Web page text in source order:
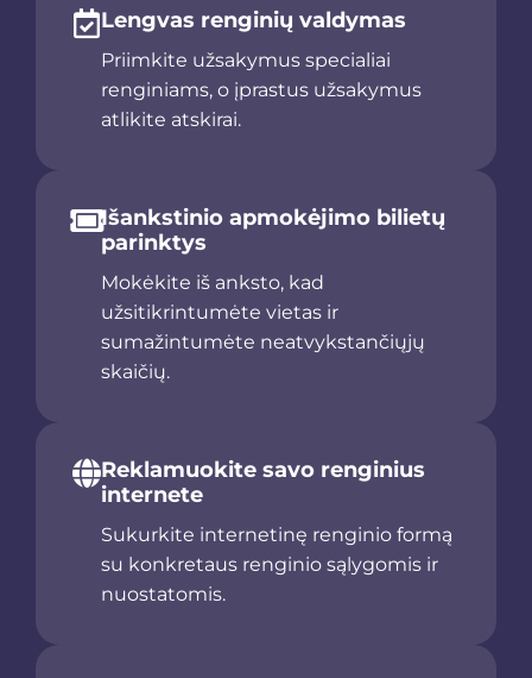
Lengvas renginių valdymas
Priimkite užsakymus specialiai
renginiams, o įprastus užsakymus
atlikite atskirai.
Išankstinio apmokėjimo bilietų
parinktys
Mokėkite iš anksto, kad
užsitikrintumėte vietas ir
sumažintumėte neatvykstančiųjų
skaičių.
Reklamuokite savo renginius
internete
Sukurkite internetinę renginio formą
su konkretaus renginio sąlygomis ir
nuostatomis.